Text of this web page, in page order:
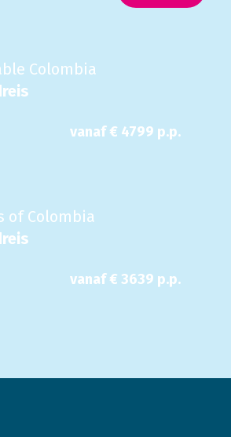
Colombia
vanaf € 4799 p.p.
of Colombia
vanaf € 3639 p.p.